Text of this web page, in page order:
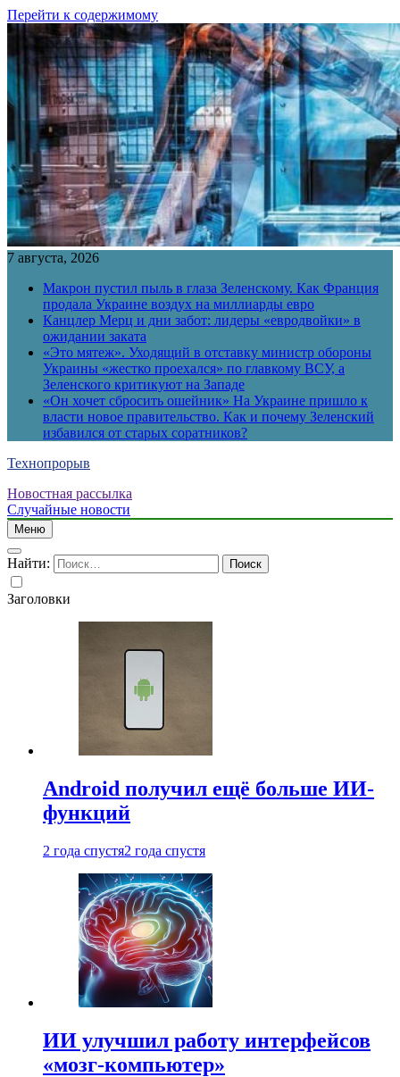
Перейти к содержимому
7 августа, 2026
Макрон пустил пыль в глаза Зеленскому. Как Франция
продала Украине воздух на миллиарды евро
Канцлер Мерц и дни забот: лидеры «евродвойки» в
ожидании заката
«Это мятеж». Уходящий в отставку министр обороны
Украины «жестко проехался» по главкому ВСУ, а
Зеленского критикуют на Западе
«Он хочет сбросить ошейник» На Украине пришло к
власти новое правительство. Как и почему Зеленский
избавился от старых соратников?
Технопрорыв
Новостная рассылка
Случайные новости
Меню
Найти:
Заголовки
Android получил ещё больше ИИ-
функций
2 года спустя2 года спустя
ИИ улучшил работу интерфейсов
«мозг-компьютер»